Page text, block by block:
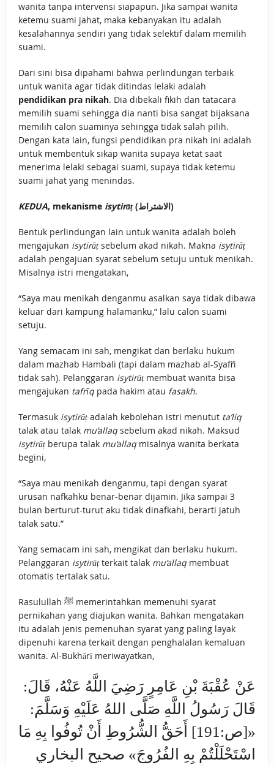
wanita tanpa intervensi siapapun. Jika sampai wanita
ketemu suami jahat, maka kebanyakan itu adalah
kesalahannya sendiri yang tidak selektif dalam memilih
suami.
Dari sini bisa dipahami bahwa perlindungan terbaik
untuk wanita agar tidak ditindas lelaki adalah
pendidikan pra nikah. Dia dibekali fikih dan tatacara
memilih suami sehingga dia nanti bisa sangat bijaksana
memilih calon suaminya sehingga tidak salah pilih.
Dengan kata lain, fungsi pendidikan pra nikah ini adalah
untuk membentuk sikap wanita supaya ketat saat
menerima lelaki sebagai suami, supaya tidak ketemu
suami jahat yang menindas.
KEDUA, mekanisme isytirāṭ (الاشتراط)
Bentuk perlindungan lain untuk wanita adalah boleh
mengajukan isytirāṭsebelum akad nikah. Makna isytirāṭ
adalah pengajuan syarat sebelum setuju untuk menikah.
Misalnya istri mengatakan,
“Saya mau menikah denganmu asalkan saya tidak dibawa
keluar dari kampung halamanku,” lalu calon suami
setuju.
Yang semacam ini sah, mengikat dan berlaku hukum
dalam mazhab Hambali (tapi dalam mazhab al-Syafi’i
tidak sah). Pelanggaran isytirāṭmembuat wanita bisa
mengajukan tafrīqpada hakim atau fasakh.
Termasuk isytirāṭadalah kebolehan istri menutut ta’liq
talak atau talak mu‘allaqsebelum akad nikah. Maksud
isytirāṭberupa talak mu‘allaqmisalnya wanita berkata
begini,
“Saya mau menikah denganmu, tapi dengan syarat
urusan nafkahku benar-benar dijamin. Jika sampai 3
bulan berturut-turut aku tidak dinafkahi, berarti jatuh
talak satu.”
Yang semacam ini sah, mengikat dan berlaku hukum.
Pelanggaran isytirāṭterkait talak mu‘allaqmembuat
otomatis tertalak satu.
Rasulullah ﷺ memerintahkan memenuhi syarat
pernikahan yang diajukan wanita. Bahkan mengatakan
itu adalah jenis pemenuhan syarat yang paling layak
dipenuhi karena terkait dengan penghalalan kemaluan
wanita. Al-Bukhārī meriwayatkan,
عَنْ عُقْبَةَ بْنِ عَامِرٍ رَضِيَ اللَّهُ عَنْهُ، قَالَ:
قَالَ رَسُولُ اللَّهِ صَلَّى اللهُ عَلَيْهِ وَسَلَّمَ:
«[ص:191] أَحَقُّ الشُّرُوطِ أَنْ تُوفُوا بِهِ مَا
اسْتَحْلَلْتُمْ بِهِ الفُرُوجَ» صحيح البخاري